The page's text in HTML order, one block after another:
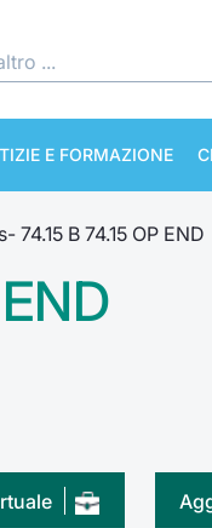
E FORMAZIONE
74.15 B 74.15 OP END